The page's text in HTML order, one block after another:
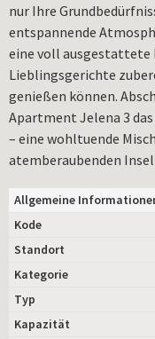
nur Ihre
entspannende
eine voll ausgestattete
Lieblingsgerichte
genießen können.
Apartment Jelena 3
– eine wohltuende
atemberaubenden
Allgemeine
Kode
Standort
Kategorie
Typ
Kapazität